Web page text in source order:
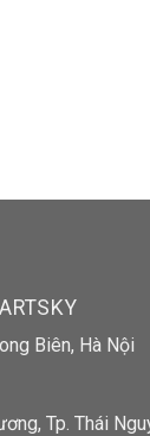
Biên, Hà Nội
Tp. Thái